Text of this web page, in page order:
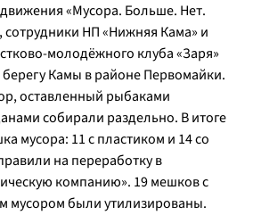
движения «Мусора. Больше. Нет.
НП «Нижняя Кама» и
молодёжного клуба «Заря»
Камы в районе Первомайки.
оставленный рыбаками
собирали раздельно. В итоге
мусора: 11 с пластиком и 14 со
на переработку в
компанию». 19 мешков с
мусором были утилизированы.